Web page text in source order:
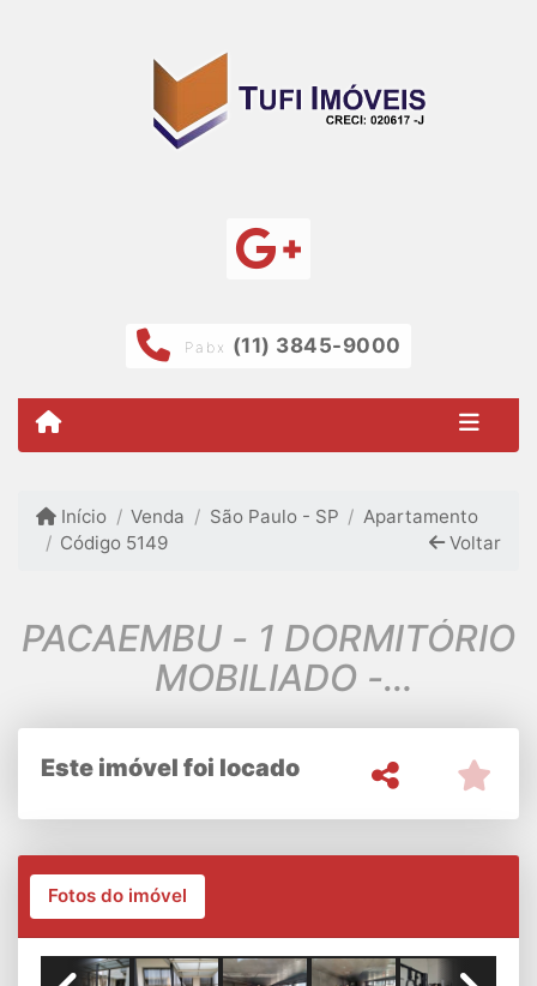
Pabx (11) 3845-9000
Início Venda São Paulo - SP
Apartamento
Código 5149
Voltar
PACAEMBU - 1 DORMITÓRIO
MOBILIADO -
MARAVILHOSO
Este imóvel foi locado
Fotos do imóvel